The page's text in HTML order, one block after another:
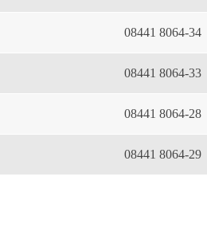
08441 8064-34
08441 8064-33
08441 8064-28
08441 8064-29